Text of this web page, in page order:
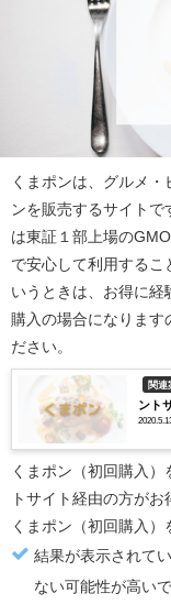
くまポンは、グルメ・
ンを販売するサイト
は東証１部上場の
で安心して利用するこ
いうときは、お得に経
購入の場合になります
ださい。
関連
ント
くまポン（初回購入）
トサイト経由の方がお
くまポン（初回購入）
結果が表示されて
ない可能性が高い